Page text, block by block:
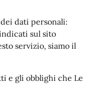
dati personali:
sul sito
servizio, siamo il
e gli obblighi che Le